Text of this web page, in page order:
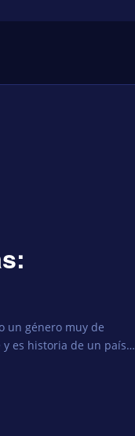
un género muy de
es historia de un país…